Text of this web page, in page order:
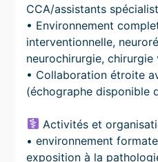
CCA/assistants
• Environnement
interventionnelle,
neurochirurgie, chirurgie
• Collaboration étroite
(échographe disponible
Activités et
• environnement
exposition à la